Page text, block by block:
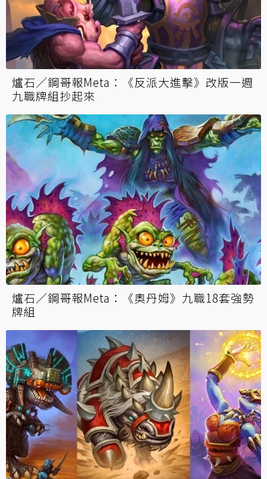
爐石／鋼哥報Meta：《反派大進擊》改版一週
九職牌組抄起來
爐石／鋼哥報Meta：《奧丹姆》九職18套強勢
牌組